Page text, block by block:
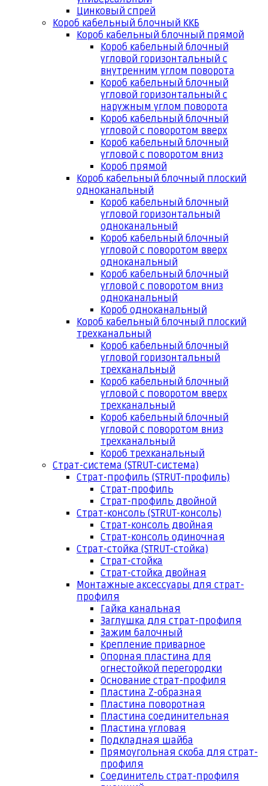
Цинковый спрей
Короб кабельный блочный ККБ
Короб кабельный блочный прямой
Короб кабельный блочный
угловой горизонтальный с
внутренним углом поворота
Короб кабельный блочный
угловой горизонтальный с
наружным углом поворота
Короб кабельный блочный
угловой с поворотом вверх
Короб кабельный блочный
угловой с поворотом вниз
Короб прямой
Короб кабельный блочный плоский
одноканальный
Короб кабельный блочный
угловой горизонтальный
одноканальный
Короб кабельный блочный
угловой с поворотом вверх
одноканальный
Короб кабельный блочный
угловой с поворотом вниз
одноканальный
Короб одноканальный
Короб кабельный блочный плоский
трехканальный
Короб кабельный блочный
угловой горизонтальный
трехканальный
Короб кабельный блочный
угловой с поворотом вверх
трехканальный
Короб кабельный блочный
угловой с поворотом вниз
трехканальный
Короб трехканальный
Страт-система (STRUT-система)
Страт-профиль (STRUT-профиль)
Страт-профиль
Страт-профиль двойной
Страт-консоль (STRUT-консоль)
Страт-консоль двойная
Страт-консоль одиночная
Страт-стойка (STRUT-стойка)
Страт-стойка
Страт-стойка двойная
Монтажные аксессуары для страт-
профиля
Гайка канальная
Заглушка для страт-профиля
Зажим балочный
Крепление приварное
Опорная пластина для
огнестойкой перегородки
Основание страт-профиля
Пластина Z-образная
Пластина поворотная
Пластина соединительная
Пластина угловая
Подкладная шайба
Прямоугольная скоба для страт-
профиля
Соединитель страт-профиля